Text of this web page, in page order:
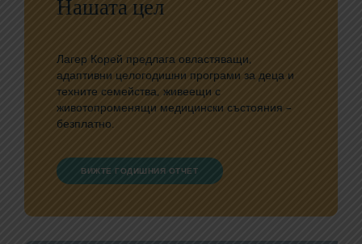
Нашата цел
Лагер Корей предлага овластяващи,
адаптивни целогодишни програми за деца и
техните семейства, живеещи с
животопроменящи медицински състояния –
безплатно.
ВИЖТЕ ГОДИШНИЯ ОТЧЕТ